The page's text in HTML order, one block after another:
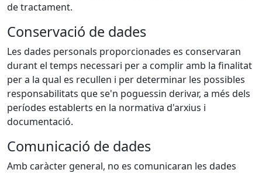
de tractament.
Conservació de dades
Les dades personals proporcionades es conservaran
durant el temps necessari per a complir amb la finalitat
per a la qual es recullen i per determinar les possibles
responsabilitats que se'n poguessin derivar, a més dels
períodes establerts en la normativa d'arxius i
documentació.
Comunicació de dades
Amb caràcter general, no es comunicaran les dades